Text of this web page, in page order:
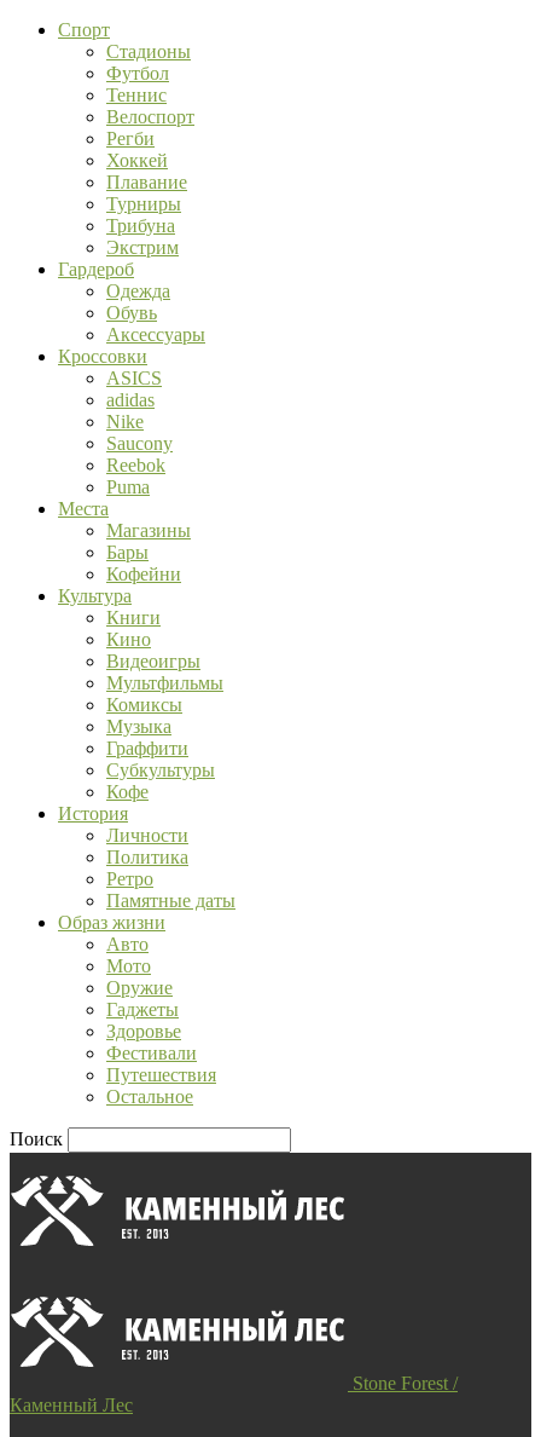
Спорт
Стадионы
Футбол
Теннис
Велоспорт
Регби
Хоккей
Плавание
Турниры
Трибуна
Экстрим
Гардероб
Одежда
Обувь
Аксессуары
Кроссовки
ASICS
adidas
Nike
Saucony
Reebok
Puma
Места
Магазины
Бары
Кофейни
Культура
Книги
Кино
Видеоигры
Мультфильмы
Комиксы
Музыка
Граффити
Субкультуры
Кофе
История
Личности
Политика
Ретро
Памятные даты
Образ жизни
Авто
Мото
Оружие
Гаджеты
Здоровье
Фестивали
Путешествия
Остальное
Поиск
Stone Forest /
Каменный Лес